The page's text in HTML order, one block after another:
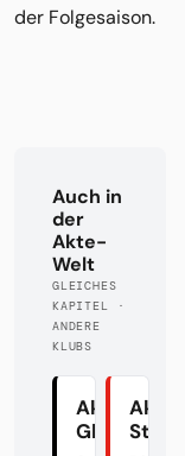
der Folgesaison.
Auch in
der
Akte-
Welt
GLEICHES
KAPITEL ·
ANDERE
KLUBS
Akte
Gladbach
Akte